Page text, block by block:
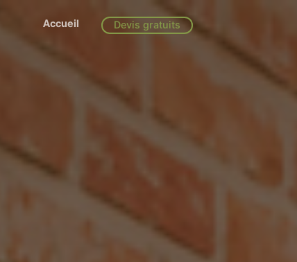
Accueil Devis gratuits